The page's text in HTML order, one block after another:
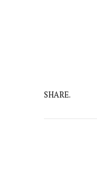
SHARE.